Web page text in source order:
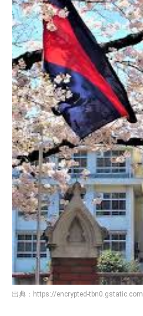
出典： https://encrypted-tbn0.gstatic.com